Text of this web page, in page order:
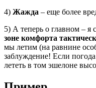
4) Жажда – еще более
5) А теперь о главном – я
зоне комфорта
мы летим (на равнине
заблуждение! Если
лететь в том эшелоне